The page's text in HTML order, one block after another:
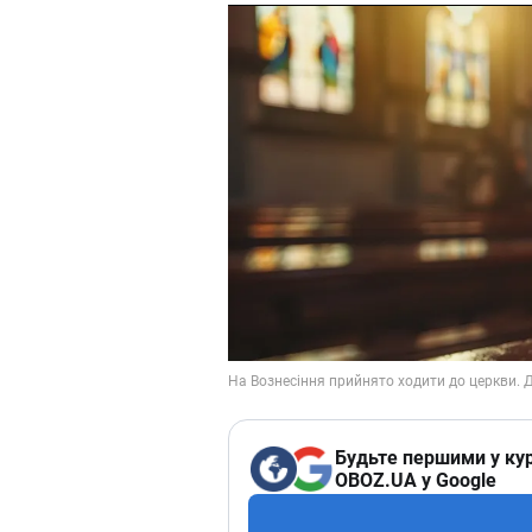
Будьте першими у
OBOZ.UA у Google